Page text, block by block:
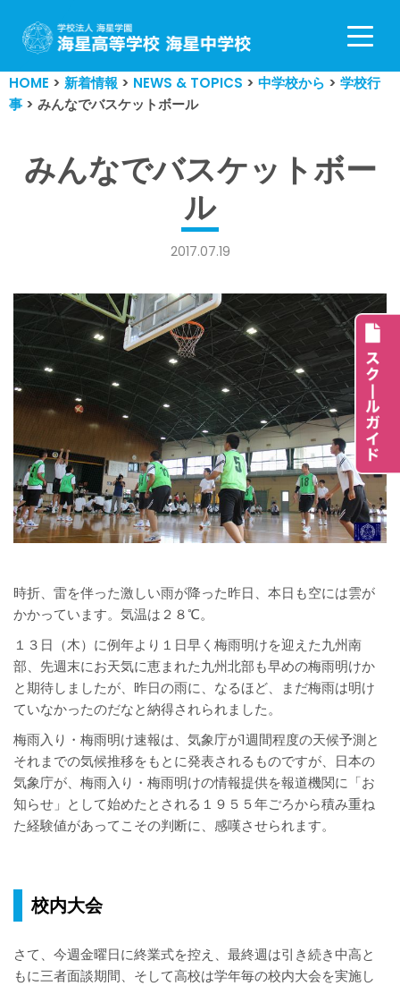
コ
ン
テ
ン
へ
ス
HOME > 新着情報 > NEWS & TOPICS > 中学校から > 学校行
事 > みんなでバスケットボール
みんなでバスケットボー
ル
2017.07.19
時折、雷を伴った激しい雨が降った昨日、本日も空には雲が
かかっています。気温は２８℃。
１３日（木）に例年より１日早く梅雨明けを迎えた九州南
部、先週末にお天気に恵まれた九州北部も早めの梅雨明けか
と期待しましたが、昨日の雨に、なるほど、まだ梅雨は明け
ていなかったのだなと納得されられました。
梅雨入り・梅雨明け速報は、気象庁が1週間程度の天候予測と
それまでの気候推移をもとに発表されるものですが、日本の
気象庁が、梅雨入り・梅雨明けの情報提供を報道機関に「お
知らせ」として始めたとされる１９５５年ごろから積み重ね
た経験値があってこその判断に、感嘆させられます。
校内大会
さて、今週金曜日に終業式を控え、最終週は引き続き中高と
もに三者面談期間、そして高校は学年毎の校内大会を実施し